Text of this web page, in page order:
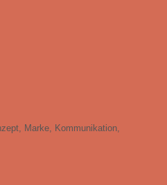
Marke, Kommunikation,